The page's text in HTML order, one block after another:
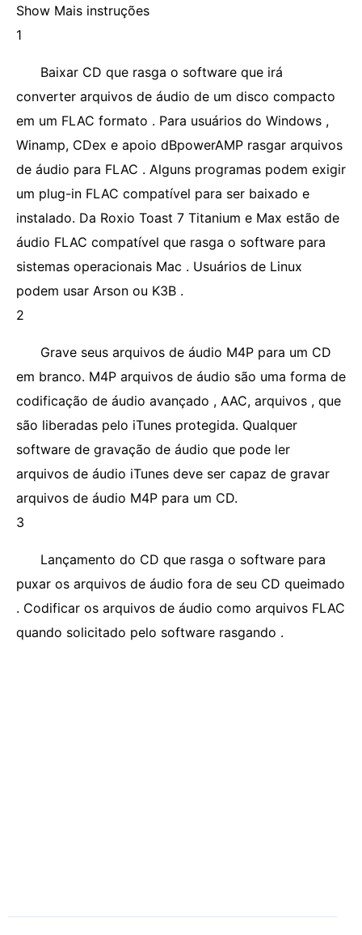
Show Mais instruções
1
Baixar CD que rasga o software que irá
converter arquivos de áudio de um disco compacto
em um FLAC formato . Para usuários do Windows ,
Winamp, CDex e apoio dBpowerAMP rasgar arquivos
de áudio para FLAC . Alguns programas podem exigir
um plug-in FLAC compatível para ser baixado e
instalado. Da Roxio Toast 7 Titanium e Max estão de
áudio FLAC compatível que rasga o software para
sistemas operacionais Mac . Usuários de Linux
podem usar Arson ou K3B .
2
Grave seus arquivos de áudio M4P para um CD
em branco. M4P arquivos de áudio são uma forma de
codificação de áudio avançado , AAC, arquivos , que
são liberadas pelo iTunes protegida. Qualquer
software de gravação de áudio que pode ler
arquivos de áudio iTunes deve ser capaz de gravar
arquivos de áudio M4P para um CD.
3
Lançamento do CD que rasga o software para
puxar os arquivos de áudio fora de seu CD queimado
. Codificar os arquivos de áudio como arquivos FLAC
quando solicitado pelo software rasgando .